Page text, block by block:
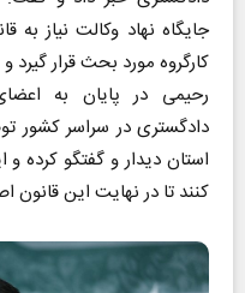
جایگاه نهاد وکالت نیاز به
کارگروه مورد بحث قرار گیرد
رحیمی در پایان به
دادگستری در سراسر کشور
استان دیدار و گفتگو کرده و
کنند تا در نهایت این قانون